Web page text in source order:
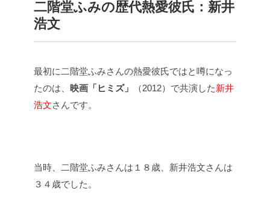
二階堂ふみの歴代熱愛彼氏： 新井
浩文
最初に二階堂ふみさんの熱愛彼氏ではと噂になっ
たのは、 映画「ヒミズ」 （2012）で共演した新井
浩文さんです。
当時、二階堂ふみさんは１８歳、新井浩文さんは
３４歳でした。